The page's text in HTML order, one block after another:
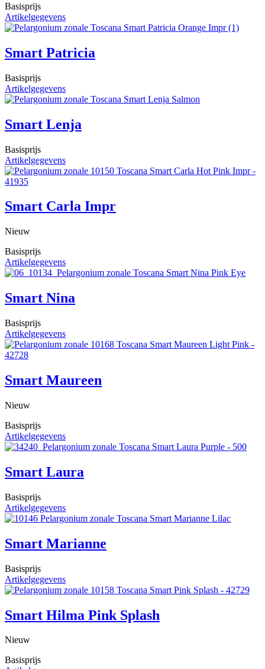
Basisprijs
Artikelgegevens
Smart Patricia
Basisprijs
Artikelgegevens
Smart Lenja
Basisprijs
Artikelgegevens
Smart Carla Impr
Nieuw
Basisprijs
Artikelgegevens
Smart Nina
Basisprijs
Artikelgegevens
Smart Maureen
Nieuw
Basisprijs
Artikelgegevens
Smart Laura
Basisprijs
Artikelgegevens
Smart Marianne
Basisprijs
Artikelgegevens
Smart Hilma Pink Splash
Nieuw
Basisprijs